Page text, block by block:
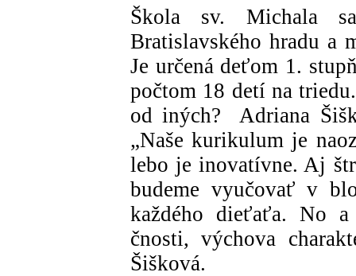
Škola sv. Michala
Bratislavského hradu a
Je určená deťom 1.
počtom 18 detí na
od iných? Adriana
„Naše kurikulum je
lebo je inovatívne. Aj
budeme vyučovať v
každého dieťaťa. No
čnosti, výchova
Šišková.